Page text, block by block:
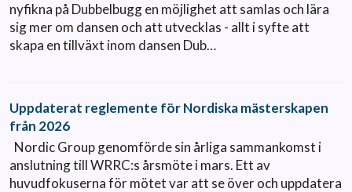
nyfikna på Dubbelbugg en möjlighet att samlas och lära
sig mer om dansen och att utvecklas - allt i syfte att
skapa en tillväxt inom dansen Dub…
Uppdaterat reglemente för Nordiska mästerskapen
från 2026
Nordic Group genomförde sin årliga sammankomst i
anslutning till WRRC:s årsmöte i mars. Ett av
huvudfokuserna för mötet var att se över och uppdatera